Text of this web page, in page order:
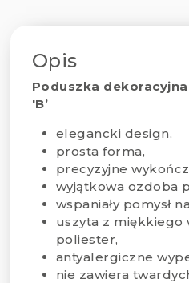
Opis
Poduszka
'B’
elegancki design,
prosta forma,
precyzyjne
wyjątkowa ozdoba
wspaniały pomysł
uszyta z miękkiego
poliester,
antyalergiczne
nie zawiera